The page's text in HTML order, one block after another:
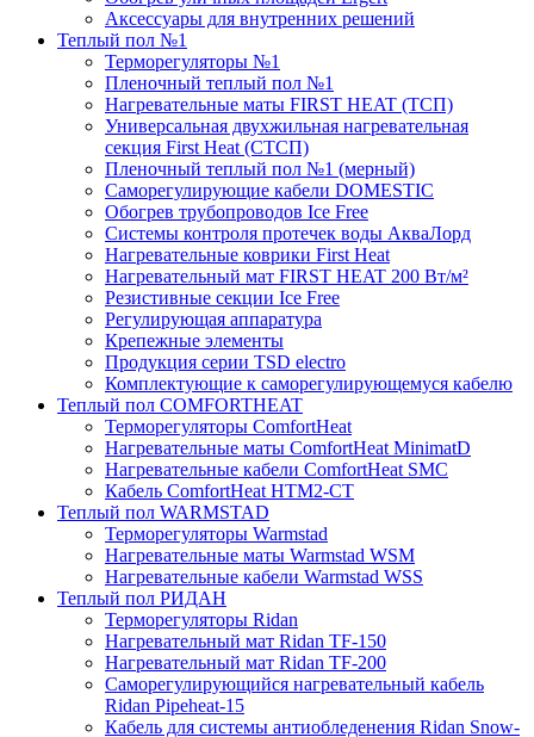
Аксессуары для внутренних решений
Теплый пол №1
Терморегуляторы №1
Пленочный теплый пол №1
Нагревательные маты FIRST HEAT (ТСП)
Универсальная двухжильная нагревательная
секция First Heat (СТСП)
Пленочный теплый пол №1 (мерный)
Саморегулирующие кабели DOMESTIC
Обогрев трубопроводов Ice Free
Системы контроля протечек воды АкваЛорд
Нагревательные коврики First Heat
Нагревательный мат FIRST HEAT 200 Вт/м²
Резистивные секции Ice Free
Регулирующая аппаратура
Крепежные элементы
Продукция серии TSD electro
Комплектующие к саморегулирующемуся кабелю
Теплый пол COMFORTHEAT
Терморегуляторы ComfortHeat
Нагревательные маты ComfortHeat MinimatD
Нагревательные кабели ComfortHeat SMC
Кабель ComfortHeat HTM2-CT
Теплый пол WARMSTAD
Терморегуляторы Warmstad
Нагревательные маты Warmstad WSM
Нагревательные кабели Warmstad WSS
Теплый пол РИДАН
Терморегуляторы Ridan
Нагревательный мат Ridan TF-150
Нагревательный мат Ridan TF-200
Саморегулирующийся нагревательный кабель
Ridan Pipeheat-15
Кабель для системы антиобледенения Ridan Snow-